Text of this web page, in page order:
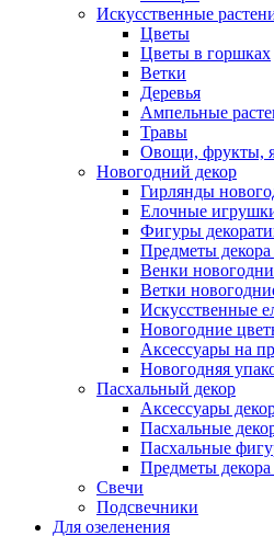
Искусственные
Цветы
Цветы в горшках
Ветки
Деревья
Ампельные
Травы
Овощи, фрукты,
Новогодний декор
Гирлянды
Елочные
Фигуры
Предметы декора
Венки
Ветки
Искусственные
Новогодние
Аксессуары на
Новогодняя
Пасхальный декор
Аксессуары
Пасхальные
Пасхальные
Предметы декора
Свечи
Подсвечники
Для озеленения